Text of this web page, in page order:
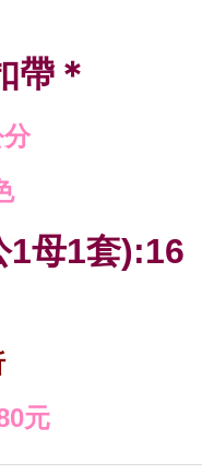
帶＊
1母1套):16
元